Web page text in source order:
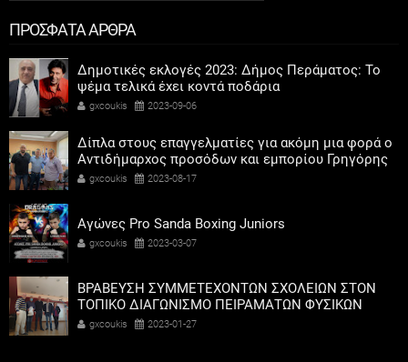
ΠΡΟΣΦΑΤΑ ΑΡΘΡΑ
Δημοτικές εκλογές 2023: Δήμος Περάματος: Το
ψέμα τελικά έχει κοντά ποδάρια
gxcoukis 2023-09-06
Δίπλα στους επαγγελματίες για ακόμη μια φορά ο
Αντιδήμαρχος προσόδων και εμπορίου Γρηγόρης
Καψοκόλης
gxcoukis 2023-08-17
Αγώνες Pro Sanda Boxing Juniors
gxcoukis 2023-03-07
ΒΡΑΒΕΥΣΗ ΣΥΜΜΕΤΕΧΟΝΤΩΝ ΣΧΟΛΕΙΩΝ ΣΤΟΝ
ΤΟΠΙΚΟ ΔΙΑΓΩΝΙΣΜΟ ΠΕΙΡΑΜΑΤΩΝ ΦΥΣΙΚΩΝ
ΕΠΙΣΤΗΜΩΝ
gxcoukis 2023-01-27